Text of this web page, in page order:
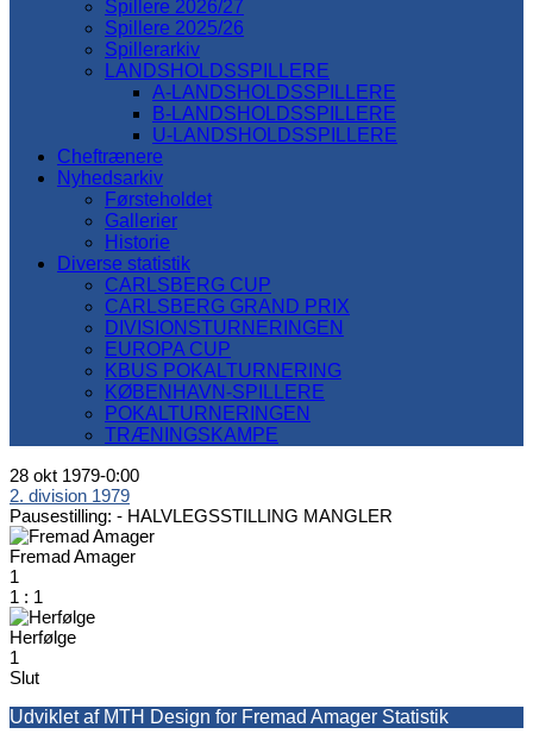
Spillere 2026/27
Spillere 2025/26
Spillerarkiv
LANDSHOLDSSPILLERE
A-LANDSHOLDSSPILLERE
B-LANDSHOLDSSPILLERE
U-LANDSHOLDSSPILLERE
Cheftrænere
Nyhedsarkiv
Førsteholdet
Gallerier
Historie
Diverse statistik
CARLSBERG CUP
CARLSBERG GRAND PRIX
DIVISIONSTURNERINGEN
EUROPA CUP
KBUS POKALTURNERING
KØBENHAVN-SPILLERE
POKALTURNERINGEN
TRÆNINGSKAMPE
28 okt 1979-0:00
2. division 1979
Pausestilling: - HALVLEGSSTILLING MANGLER
Fremad Amager
1
1 : 1
Herfølge
1
Slut
Udviklet af MTH Design for Fremad Amager Statistik